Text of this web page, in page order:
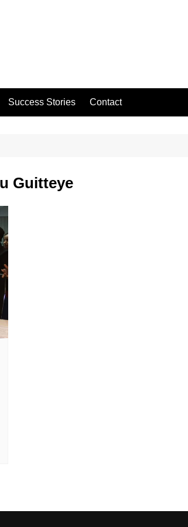
Success Stories Contact
Guitteye